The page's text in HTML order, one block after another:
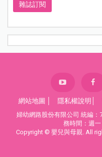
雜誌訂閱
網站地圖 隱私權說明
婦幼網路股份有限公司 統編：
務時間：週
Copyright © 嬰兒與母親. All